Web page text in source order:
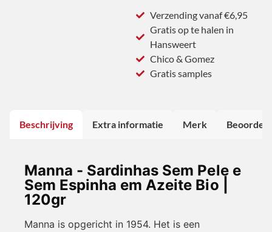
Verzending vanaf €6,95
Gratis op te halen in
Hansweert
Chico & Gomez
Gratis samples
Beschrijving Extra informatie Merk
Manna - Sardinhas Sem Pele e
Sem Espinha em Azeite Bio |
120gr
Manna is opgericht in 1954. Het is een